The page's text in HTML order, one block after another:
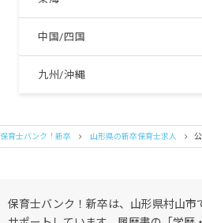
中国/四国
九州/沖縄
保育士バンク！新卒 山形県の新卒保育士求人
保育士バンク！新卒は、山形県村山市